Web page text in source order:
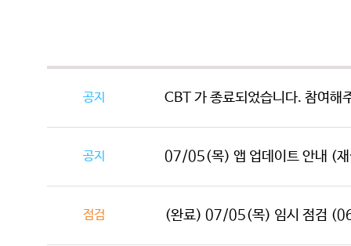
공지 CBT 가 종료되었습니다. 참여해
공지 07/05(목) 앱 업데이트 안내 (
점검 (완료) 07/05(목) 임시 점검